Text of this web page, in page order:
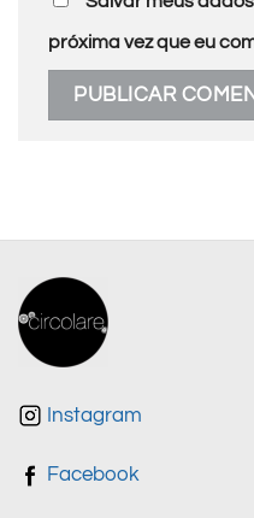
próxima vez que eu
Instagram
Facebook